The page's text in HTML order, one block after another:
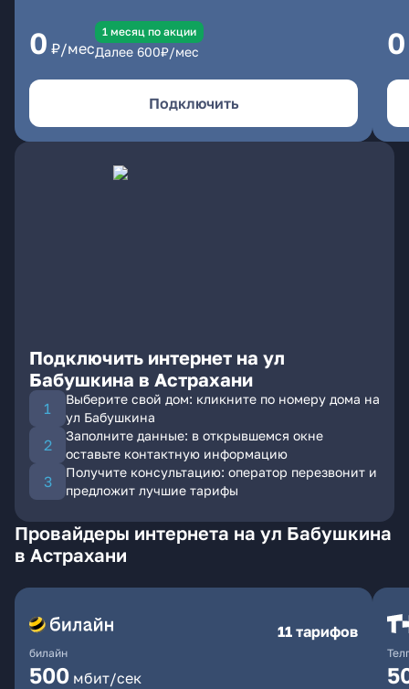
0 ₽/мес
1 месяц по акции
Далее 600₽/мес
Подключить
0
Подключить интернет на ул
Бабушкина в Астрахани
Выберите свой дом: кликните по номеру дома на
ул Бабушкина
Заполните данные: в открывшемся окне
оставьте контактную информацию
Получите консультацию: оператор перезвонит и
предложит лучшие тарифы
Провайдеры интернета на ул Бабушкина
в Астрахани
билайн
11 тарифов
500 мбит/сек